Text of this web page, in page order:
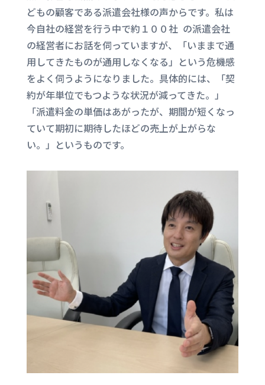
どもの顧客である派遣会社様の声からです。私は
今自社の経営を行う中で約１００社 の派遣会社
の経営者にお話を伺っていますが、「いままで通
用してきたものが通用しなくなる」という危機感
をよく伺うようになりました。具体的には、「契
約が年単位でもつような状況が減ってきた。」
「派遣料金の単価はあがったが、期間が短くなっ
ていて期初に期待したほどの売上が上がらな
い。」というものです。